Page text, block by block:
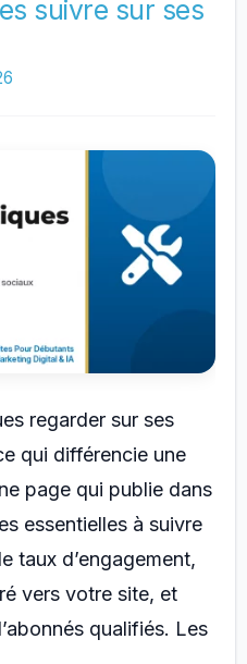
suivre sur ses
regarder sur ses
qui différencie une
page qui publie dans
essentielles à suivre
taux d’engagement,
vers votre site, et
qualifiés. Les